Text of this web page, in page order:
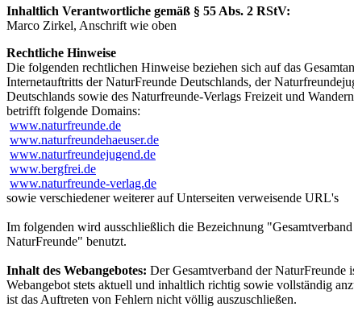
Inhaltlich Verantwortliche gemäß § 55 Abs. 2 RStV:
Marco Zirkel, Anschrift wie oben
Rechtliche Hinweise
Die folgenden rechtlichen Hinweise beziehen sich auf das
Internetauftritts der NaturFreunde Deutschlands, der
Deutschlands sowie des Naturfreunde-Verlags Freizeit und
betrifft folgende Domains:
www.naturfreunde.de
www.naturfreundehaeuser.de
www.naturfreundejugend.de
www.bergfrei.de
www.naturfreunde-verlag.de
sowie verschiedener weiterer auf Unterseiten verweisende URL's
Im folgenden wird ausschließlich die Bezeichnung
NaturFreunde" benutzt.
Inhalt des Webangebotes: Der Gesamtverband der NaturFreunde
Webangebot stets aktuell und inhaltlich richtig sowie vollständig
ist das Auftreten von Fehlern nicht völlig auszuschließen.